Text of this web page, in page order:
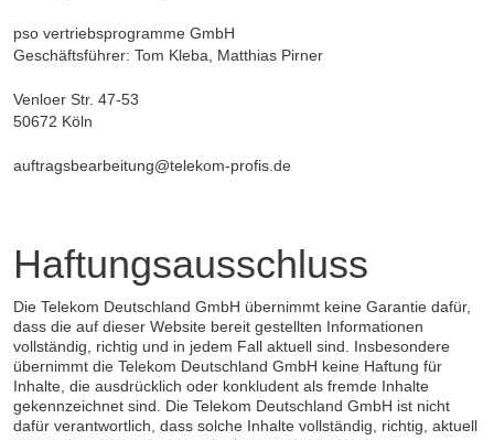
pso vertriebsprogramme GmbH
Geschäftsführer: Tom Kleba, Matthias Pirner
Venloer Str. 47-53
50672 Köln
auftragsbearbeitung@telekom-profis.de
Haftungsausschluss
Die Telekom Deutschland GmbH übernimmt keine Garantie dafür,
dass die auf dieser Website bereit gestellten Informationen
vollständig, richtig und in jedem Fall aktuell sind. Insbesondere
übernimmt die Telekom Deutschland GmbH keine Haftung für
Inhalte, die ausdrücklich oder konkludent als fremde Inhalte
gekennzeichnet sind. Die Telekom Deutschland GmbH ist nicht
dafür verantwortlich, dass solche Inhalte vollständig, richtig, aktuell